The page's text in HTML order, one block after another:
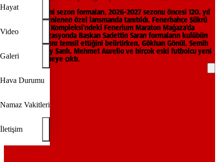
Hayat
Video
Galeri
Hava Durumu
Namaz Vakitleri
İletişim
Fenerbahçe yeni sezon formaları, 2026-2027 sezonu öncesi 120. yıl
logosuyla düzenlenen özel lansmanda tanıtıldı. Fenerbahçe Şükrü
Saracoğlu Spor Kompleksi’ndeki Fenerium Maraton Mağaza’da
yapılan organizasyonda Başkan Sadettin Saran formaların kulübün
120 yıllık mirasını temsil ettiğini belirtirken, Gökhan Gönül, Semih
Şentürk, Tuncay Şanlı, Mehmet Aurelio ve birçok eski futbolcu yeni
formalarla sahneye çıktı.
REKLAM